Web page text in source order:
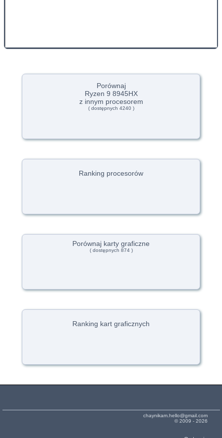
Porównaj
Ryzen 9 8945HX
z innym procesorem
( dostępnych 4240 )
Ranking procesorów
Porównaj karty graficzne
( dostępnych 874 )
Ranking kart graficznych
chaynikam.hello@gmail.com
© 2009 - 2026